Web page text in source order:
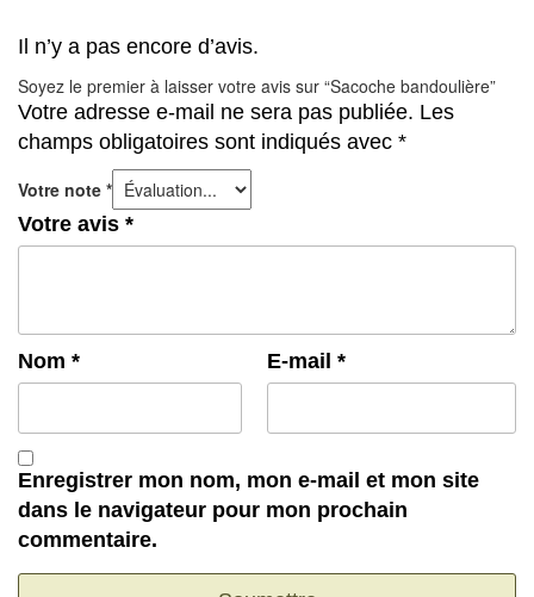
Il n’y a pas encore d’avis.
Soyez le premier à laisser votre avis sur “Sacoche bandoulière”
Votre adresse e-mail ne sera pas publiée. Les
champs obligatoires sont indiqués avec *
Votre note *
Votre avis *
Nom * E-mail *
Enregistrer mon nom, mon e-mail et mon site
dans le navigateur pour mon prochain
commentaire.